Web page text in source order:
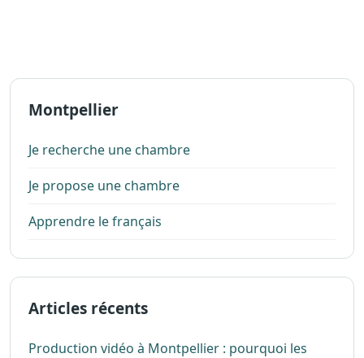
Montpellier
Je recherche une chambre
Je propose une chambre
Apprendre le français
Articles récents
Production vidéo à Montpellier : pourquoi les